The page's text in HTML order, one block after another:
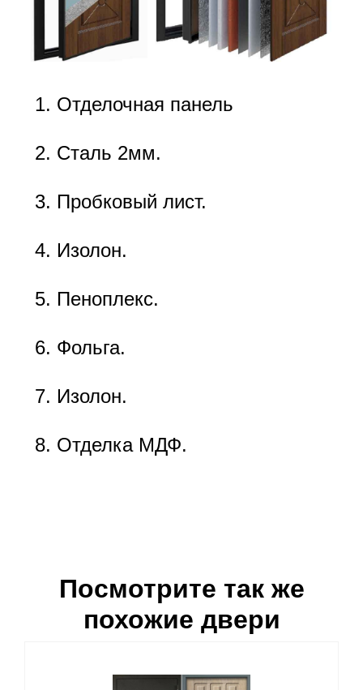
Отделочная панель
Сталь 2мм.
Пробковый лист.
Изолон.
Пеноплекс.
Фольга.
Изолон.
Отделка МДФ.
Посмотрите так же
похожие двери